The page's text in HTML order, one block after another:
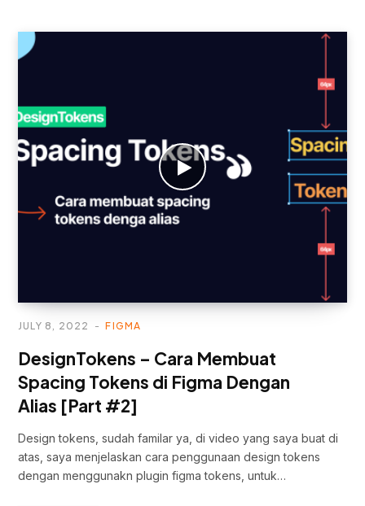
FIGMA
JULY 8, 2022
DesignTokens – Cara Membuat
Spacing Tokens di Figma Dengan
Alias [Part #2]
Design tokens, sudah familar ya, di video yang saya buat di
atas, saya menjelaskan cara penggunaan design tokens
dengan menggunakn plugin figma tokens, untuk…